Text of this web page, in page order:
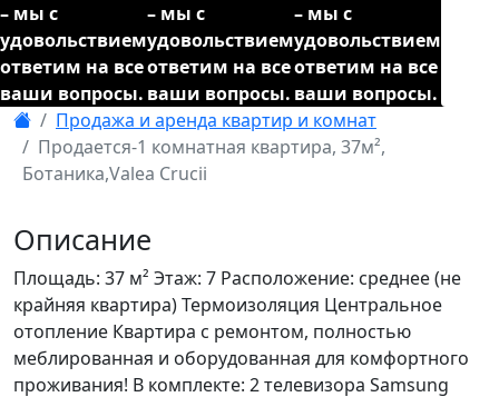
– мы с
удовольствием
ответим на все
ваши вопросы.
– мы с
удовольствием
ответим на все
ваши вопросы.
– мы с
удовольствием
ответим на все
ваши вопросы.
Продажа и аренда квартир и комнат
Продается-1 комнатная квартира, 37м²,
Ботаника,Valea Crucii
Описание
Площадь: 37 м² Этаж: 7 Расположение: среднее (не
крайняя квартира) Термоизоляция Центральное
отопление Квартира с ремонтом, полностью
меблированная и оборудованная для комфортного
проживания! В комплекте: 2 телевизора Samsung